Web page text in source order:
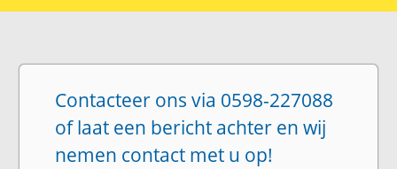
Contacteer ons via 0598-227088
of laat een bericht achter en wij
nemen contact met u op!